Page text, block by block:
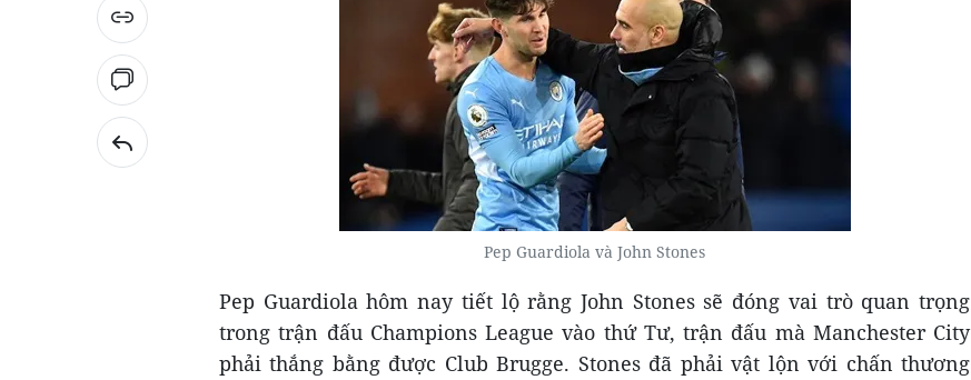
Pep Guardiola và John Stones
Pep Guardiola hôm nay tiết lộ rằng John Stones sẽ đóng vai trò quan trọng
trong trận đấu Champions League vào thứ Tư, trận đấu mà Manchester City
phải thắng bằng được Club Brugge. Stones đã phải vật lộn với chấn thương